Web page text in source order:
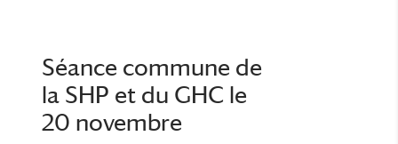
p
o
i
Séance commune de
la SHP et du GHC le
20 novembre